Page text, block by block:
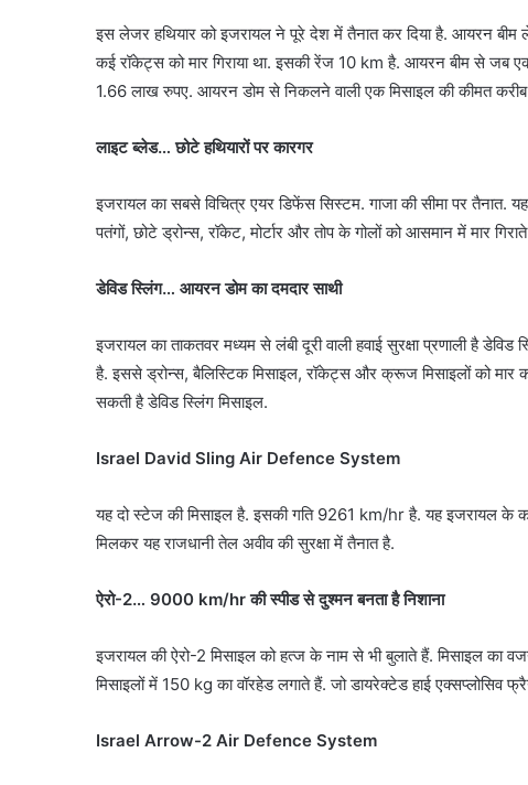
इस लेजर हथियार को इजरायल ने पूरे देश में तैनात कर दिया है. आयरन
कई रॉकेट्स को मार गिराया था. इसकी रेंज 10 km है. आयरन बीम से जब
1.66 लाख रुपए. आयरन डोम से निकलने वाली एक मिसाइल की कीमत
लाइट ब्लेड… छोटे हथियारों पर कारगर
इजरायल का सबसे विचित्र एयर डिफेंस सिस्टम. गाजा की सीमा पर
पतंगों, छोटे ड्रोन्स, रॉकेट, मोर्टार और तोप के गोलों को आसमान में मार
डेविड स्लिंग… आयरन डोम का दमदार साथी
इजरायल का ताकतवर मध्यम से लंबी दूरी वाली हवाई सुरक्षा प्रणाली है
है. इससे ड्रोन्स, बैलिस्टिक मिसाइल, रॉकेट्स और क्रूज मिसाइलों को
सकती है डेविड स्लिंग मिसाइल.
Israel David Sling Air Defence System
यह दो स्टेज की मिसाइल है. इसकी गति 9261 km/hr है. यह इजरायल के
मिलकर यह राजधानी तेल अवीव की सुरक्षा में तैनात है.
ऐरो-2… 9000 km/hr की स्पीड से दुश्मन बनता है निशाना
इजरायल की ऐरो-2 मिसाइल को हत्ज के नाम से भी बुलाते हैं. मिसाइल
मिसाइलों में 150 kg का वॉरहेड लगाते हैं. जो डायरेक्टेड हाई एक्सप्लोसिव
Israel Arrow-2 Air Defence System